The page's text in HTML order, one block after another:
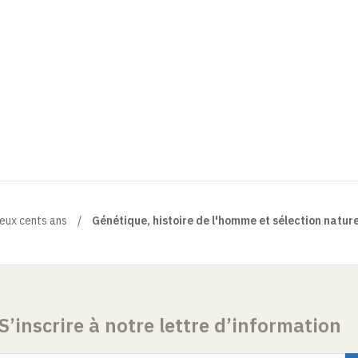
cents ans Génétique, histoire de l'homme et sélection
à notre lettre d’information